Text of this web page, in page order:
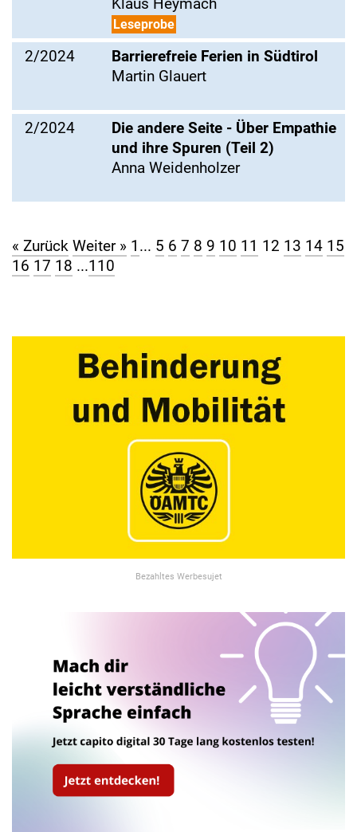
Leseprobe
2/2024
Barrierefreie Ferien in Südtirol
Martin Glauert
2/2024
Die andere Seite - Über Empathie
und ihre Spuren (Teil 2)
Anna Weidenholzer
« Zurück Weiter » 1 ... 5 6 7 8 9 10 11 12 13 14 15
16 17 18 ...110
Bezahltes Werbesujet